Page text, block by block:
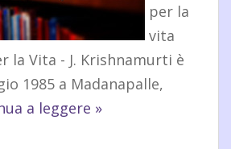
per la
vita
la Vita - J. Krishnamurti è
1985 a Madanapalle,
a leggere »